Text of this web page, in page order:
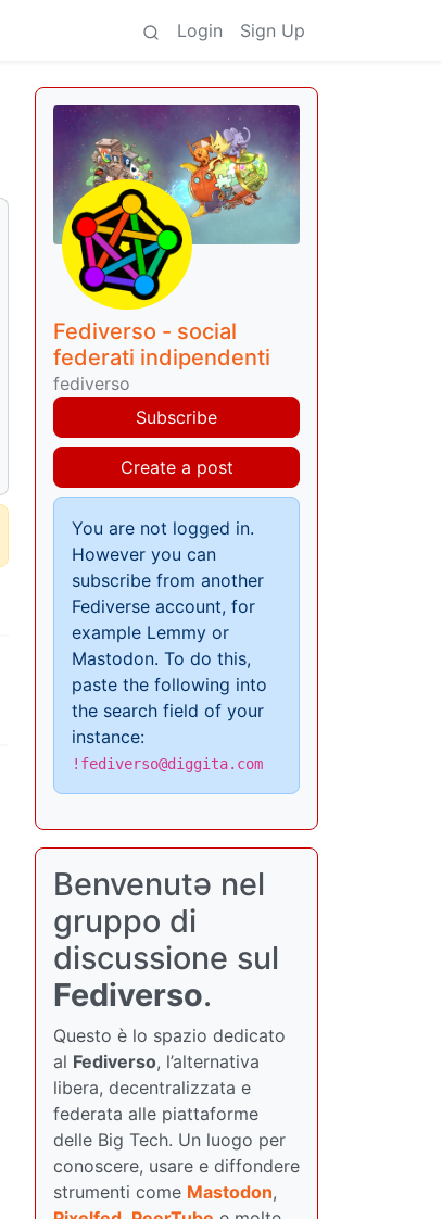
Login Sign Up
Fediverso - social
federati indipendenti
fediverso
Subscribe
Create a post
You are not logged in.
However you can
subscribe from another
Fediverse account, for
example Lemmy or
Mastodon. To do this,
paste the following into
the search field of your
instance:
!fediverso@diggita.com
Benvenutə nel
gruppo di
discussione sul
Fediverso.
Questo è lo spazio dedicato
al Fediverso, l’alternativa
libera, decentralizzata e
federata alle piattaforme
delle Big Tech. Un luogo per
conoscere, usare e diffondere
strumenti come Mastodon,